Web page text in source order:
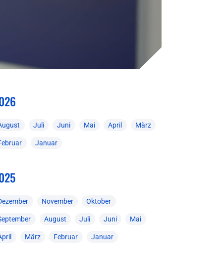
Juli Juni Mai April März
Januar
November Oktober
August Juli Juni Mai
März Februar Januar